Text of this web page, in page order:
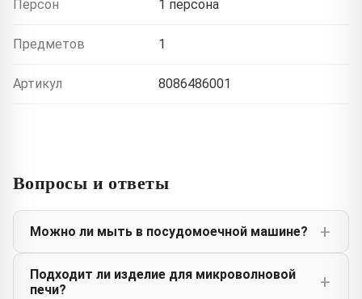
Персон 1 персона
Предметов 1
Артикул 8086486001
Вопросы и ответы
Можно ли мыть в посудомоечной машине?
Подходит ли изделие для микроволновой
печи?